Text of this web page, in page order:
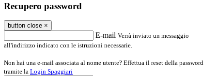
Recupero password
button close ×
E-mail Verrà inviato un messaggio
all'indirizzo indicato con le istruzioni necessarie.
Non hai una e-mail associata al nome utente? Effettua il reset della password
tramite la Login Spaggiari